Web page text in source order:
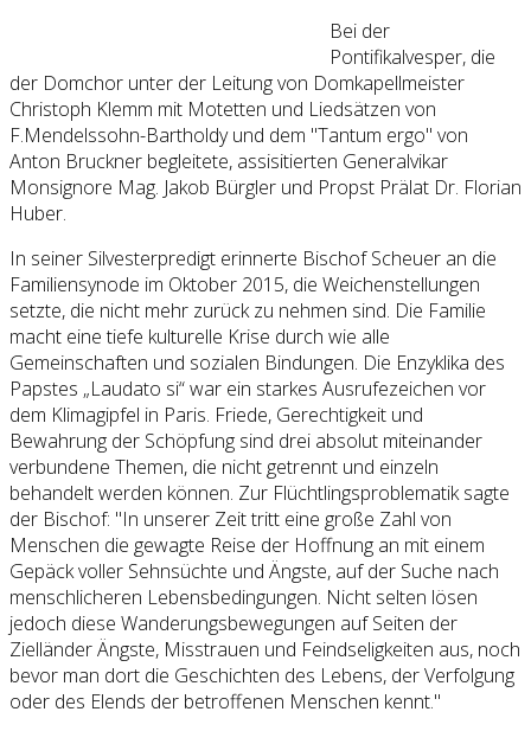
Bei der
Pontifikalvesper, die
der Domchor unter der Leitung von Domkapellmeister
Christoph Klemm mit Motetten und Liedsätzen von
F.Mendelssohn-Bartholdy und dem "Tantum ergo" von
Anton Bruckner begleitete, assisitierten Generalvikar
Monsignore Mag. Jakob Bürgler und Propst Prälat Dr. Florian
Huber.
In seiner Silvesterpredigt erinnerte Bischof Scheuer an die
Familiensynode im Oktober 2015, die Weichenstellungen
setzte, die nicht mehr zurück zu nehmen sind. Die Familie
macht eine tiefe kulturelle Krise durch wie alle
Gemeinschaften und sozialen Bindungen. Die Enzyklika des
Papstes „Laudato si“ war ein starkes Ausrufezeichen vor
dem Klimagipfel in Paris. Friede, Gerechtigkeit und
Bewahrung der Schöpfung sind drei absolut miteinander
verbundene Themen, die nicht getrennt und einzeln
behandelt werden können. Zur Flüchtlingsproblematik sagte
der Bischof: "In unserer Zeit tritt eine große Zahl von
Menschen die gewagte Reise der Hoffnung an mit einem
Gepäck voller Sehnsüchte und Ängste, auf der Suche nach
menschlicheren Lebensbedingungen. Nicht selten lösen
jedoch diese Wanderungsbewegungen auf Seiten der
Zielländer Ängste, Misstrauen und Feindseligkeiten aus, noch
bevor man dort die Geschichten des Lebens, der Verfolgung
oder des Elends der betroffenen Menschen kennt."